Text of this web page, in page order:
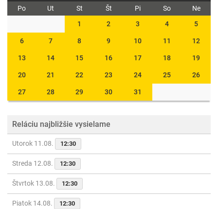
Po Ut St Št Pi So
Ne
1
2 3 4 5
6 7 8 9 10 11 12
13 14 15 16 17 18 19
20 21 22 23 24 25 26
27 28 29 30 31
Reláciu najbližšie vysielame
Utorok 11.08. 12:30
Streda 12.08. 12:30
Štvrtok 13.08. 12:30
Piatok 14.08. 12:30